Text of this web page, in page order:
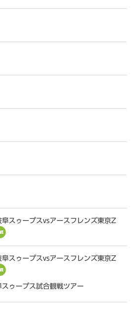
阜スゥープスvsアースフレンズ東京Z
阜スゥープスvsアースフレンズ東京Z
スゥープス試合観戦ツアー